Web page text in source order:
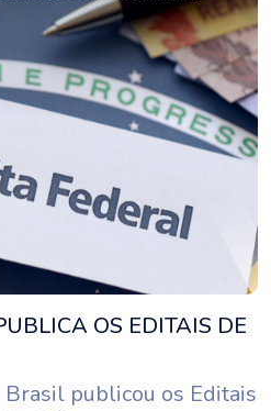
OS EDITAIS DE
publicou os Editais